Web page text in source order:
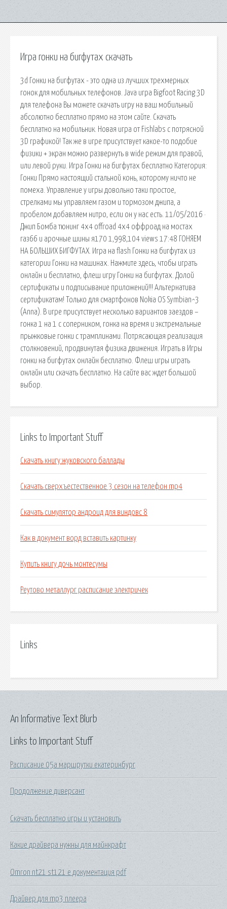
Игра гонки на бигфутах скачать
3d Гонки на бигфутах - это одна из лучших трехмерных
гонок для мобильных телефонов. Java игра Bigfoot Racing 3D
для телефона Вы можете скачать игру на ваш мобильный
абсолютно бесплатно прямо на этом сайте. Скачать
бесплатно на мобильник. Новая игра от Fishlabs с потрясной
3D графикой! Так же в игре присутствует какое-то подобие
физики + экран можно развернуть в wide режим для правой,
или левой руки. Игра Гонки на бигфутах бесплатно Категория:
Гонки Прямо настоящий стальной конь, которому ничто не
помеха. Управление у игры довольно таки простое,
стрелками мы управляем газом и тормозом джипа, а
пробелом добавляем нитро, если он у нас есть. 11/05/2016 ·
Джип Бомба тюнинг 4х4 offroad 4x4 оффроад на мостах
газ66 и арочные шины я170 1,998,104 views 17:48 ГОНЯЕМ
НА БОЛЬШИХ БИГФУТАХ. Игра на flash Гонки на бигфутах из
категории Гонки на машинах. Нажмите здесь, чтобы играть
онлайн и бесплатно, флеш игру Гонки на бигфутах. Долой
сертификаты и подписывание приложений!!! Альтернатива
сертификатам! Только для смартфонов Nokia OS Symbian^3
(Anna). В игре присутствует несколько вариантов заездов –
гонка 1 на 1 с соперником, гонка на время и экстремальные
прыжковые гонки с трамплинами. Потрясающая реализация
столкновений, продвинутая физика движения. Играть в Игры
гонки на бигфутах онлайн бесплатно. Флеш игры играть
онлайн или скачать бесплатно. На сайте вас ждет большой
выбор.
Links to Important Stuff
Скачать книгу жуковского баллады
Скачать сверхъестественное 3 сезон на телефон mp4
Скачать симулятор андроид для виндовс 8
Как в документ ворд вставить картинку
Купить книгу дочь монтесумы
Реутово металлург расписание электричек
Links
Links to Important Stuff
Расписание 05а маршрутки екатеринбург
Продолжение диверсант
Скачать бесплатно игры и установить
Какие драйвера нужны для майнкрафт
Omron nt21 st121 e документация pdf
Драйвер для mp3 плеера
An Informative Text Blurb